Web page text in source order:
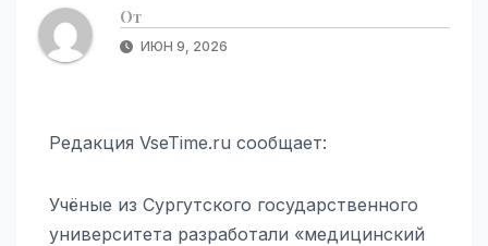
От
ИЮН 9, 2026
Редакция VseTime.ru сообщает:
Учёные из Сургутского государственного
университета разработали «медицинский